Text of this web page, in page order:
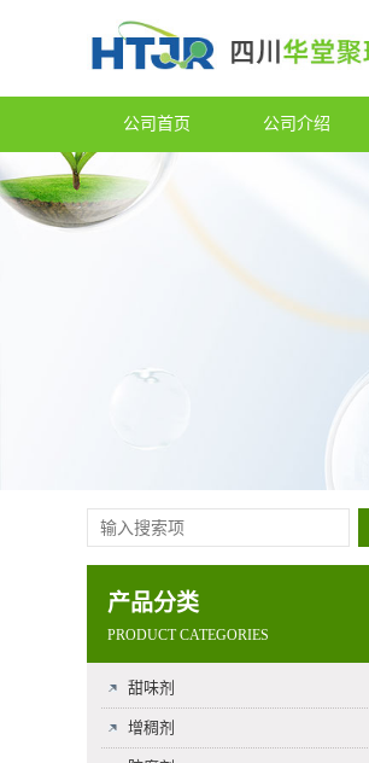
公司首页 公司介绍
产品分类
PRODUCT CATEGORIES
甜味剂
增稠剂